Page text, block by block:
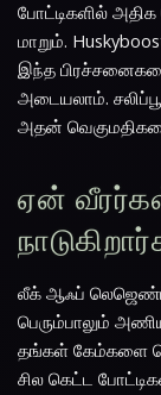
போட்டிகளில் அதிக
மாறும்.
இந்த
அடையலாம்.
அதன்
ஏன்
லீக் ஆஃப்
பெரும்பாலும்
தங்கள் கேம்களை
சில கெட்ட